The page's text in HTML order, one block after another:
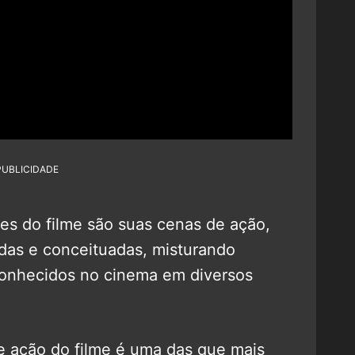
do filme são suas cenas de ação,
e conceituadas, misturando
no cinema em diversos
ação do filme é uma das que mais